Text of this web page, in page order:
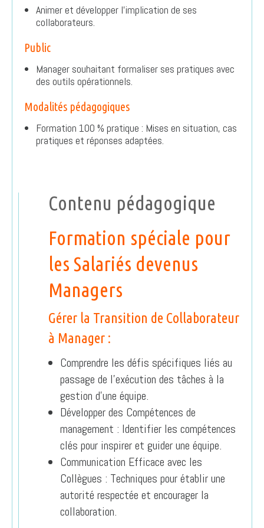
Animer et développer l’implication de ses
collaborateurs.
Public
Manager souhaitant formaliser ses pratiques avec
des outils opérationnels.
Modalités pédagogiques
Formation 100 % pratique : Mises en situation, cas
pratiques et réponses adaptées.
Contenu pédagogique
Formation spéciale pour
les Salariés devenus
Managers
Gérer la Transition de Collaborateur
à Manager :
Comprendre les défis spécifiques liés au
passage de l’exécution des tâches à la
gestion d’une équipe.
Développer des Compétences de
management : Identifier les compétences
clés pour inspirer et guider une équipe.
Communication Efficace avec les
Collègues : Techniques pour établir une
autorité respectée et encourager la
collaboration.